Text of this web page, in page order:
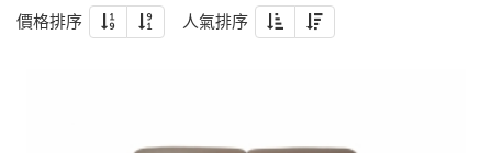
價格排序 人氣排序